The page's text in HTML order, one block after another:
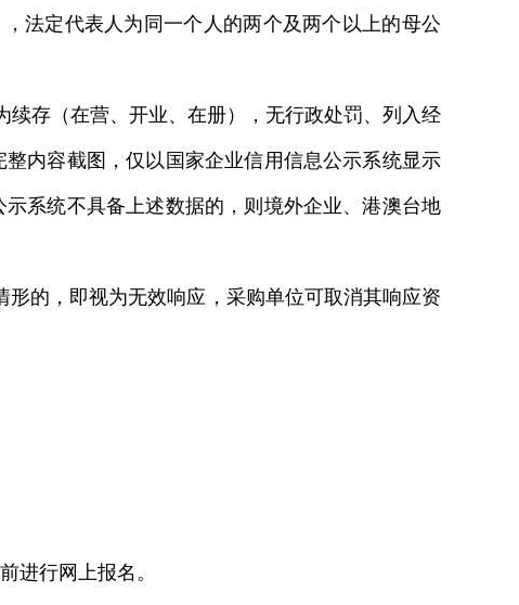
法定代表人为同一个人的两个及两个以上的母公
存（在营、开业、在册），无行政处罚、列入经
内容截图，仅以国家企业信用信息公示系统显示
系统不具备上述数据的，则境外企业、港澳台地
的，即视为无效响应，采购单位可取消其响应资
行网上报名。